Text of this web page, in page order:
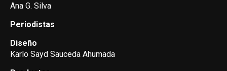
Ana G. Silva
Periodistas
Diseño
Karlo Sayd Sauceda Ahumada